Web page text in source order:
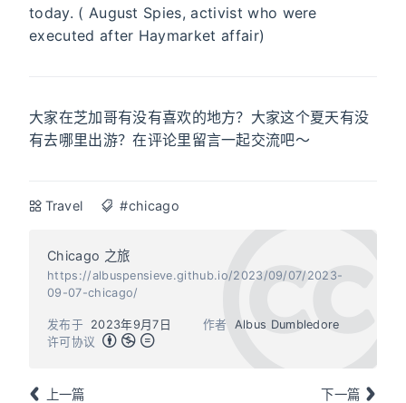
today. ( August Spies, activist who were
executed after Haymarket affair)
大家在芝加哥有没有喜欢的地方？大家这个夏天有没
有去哪里出游？在评论里留言一起交流吧～
Travel #chicago
Chicago 之旅
https://albuspensieve.github.io/2023/09/07/2023-
09-07-chicago/
作者 Albus Dumbledore
发布于
2023年9月7日
许可协议
上一篇 下一篇